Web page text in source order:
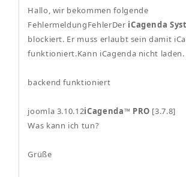
Hallo, wir bekommen folgende
FehlermeldungFehlerDer iCagenda
blockiert. Er muss erlaubt sein damit
funktioniert.Kann iCagenda nicht laden.
backend funktioniert
joomla 3.10.12iCagenda™ PRO [3.7.8]
Was kann ich tun?
Grüße